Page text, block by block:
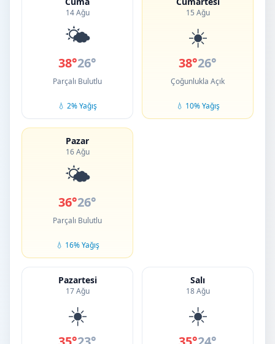
14 Ağu
🌤️
38°26°
Parçalı Bulutlu
💧 2% Yağış
15 Ağu
☀️
38°26°
Çoğunlukla Açık
💧 10% Yağış
Pazar
16 Ağu
🌤️
36°26°
Parçalı Bulutlu
💧 16% Yağış
Pazartesi
17 Ağu
☀️
Salı
18 Ağu
☀️